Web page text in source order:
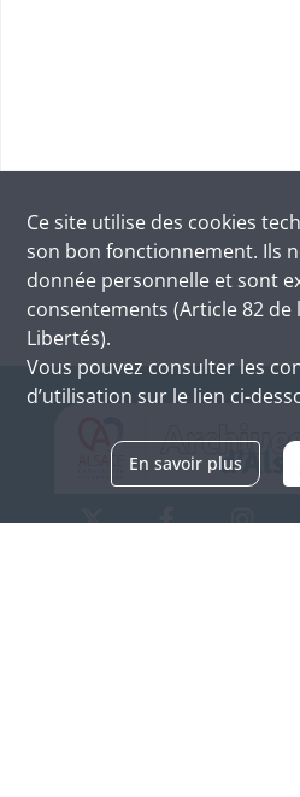
Ce site utilise des cookies
son bon fonctionnement. Ils
donnée personnelle et sont
consentements (Article 82
Libertés).
Vous pouvez consulter les
d’utilisation sur le lien ci-
En savoir plus